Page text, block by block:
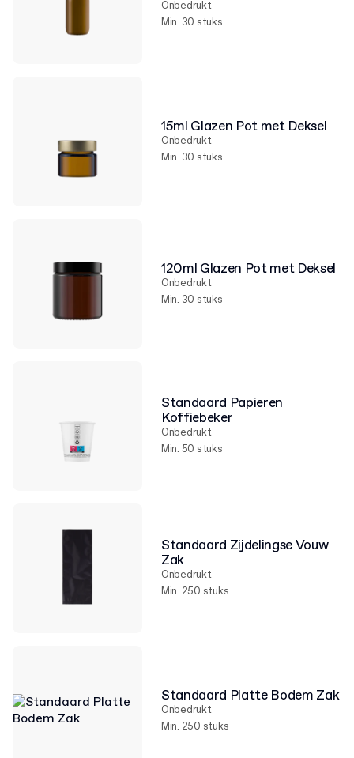
Onbedrukt
Min. 30 stuks
15ml Glazen Pot met Deksel
Onbedrukt
Min. 30 stuks
120ml Glazen Pot met Deksel
Onbedrukt
Min. 30 stuks
Standaard Papieren
Koffiebeker
Onbedrukt
Min. 50 stuks
Standaard Zijdelingse Vouw
Zak
Onbedrukt
Min. 250 stuks
Standaard Platte Bodem Zak
Onbedrukt
Min. 250 stuks